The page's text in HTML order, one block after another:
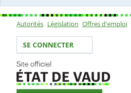
Sous-navigation
Autorités Législation Offres d'emploi
Votre identité
SE CONNECTER